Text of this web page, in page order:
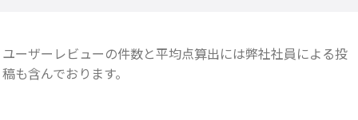
ユーザーレビューの件数と平均点算出には弊社社員による投
稿も含んでおります。